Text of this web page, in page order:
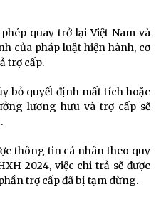
quay trở lại Việt Nam và
của pháp luật hiện hành, cơ
trợ cấp.
bỏ quyết định mất tích hoặc
lương hưu và trợ cấp sẽ
thông tin cá nhân theo quy
2024, việc chi trả sẽ được
trợ cấp đã bị tạm dừng.